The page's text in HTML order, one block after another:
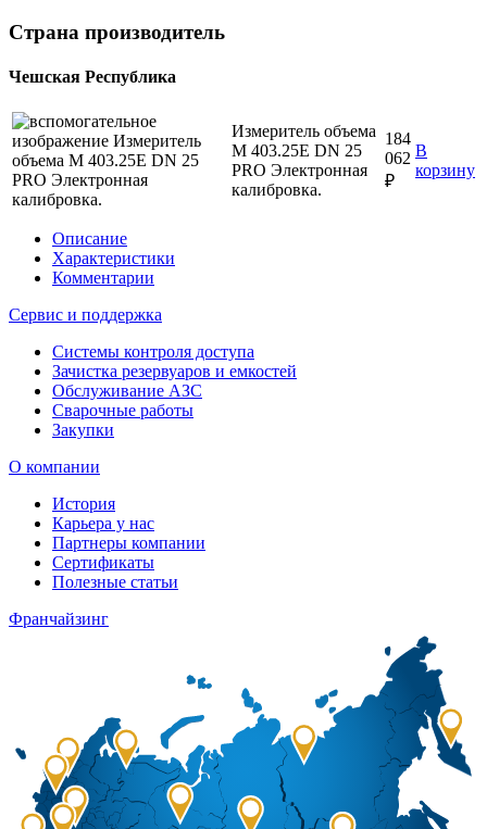
Страна производитель
Чешская Республика
Измеритель объема
M 403.25E DN 25
PRO Электронная
калибровка.
184
062
₽
В
корзину
Описание
Характеристики
Комментарии
Сервис и поддержка
Системы контроля доступа
Зачистка резервуаров и емкостей
Обслуживание АЗС
Сварочные работы
Закупки
О компании
История
Карьера у нас
Партнеры компании
Сертификаты
Полезные статьи
Франчайзинг